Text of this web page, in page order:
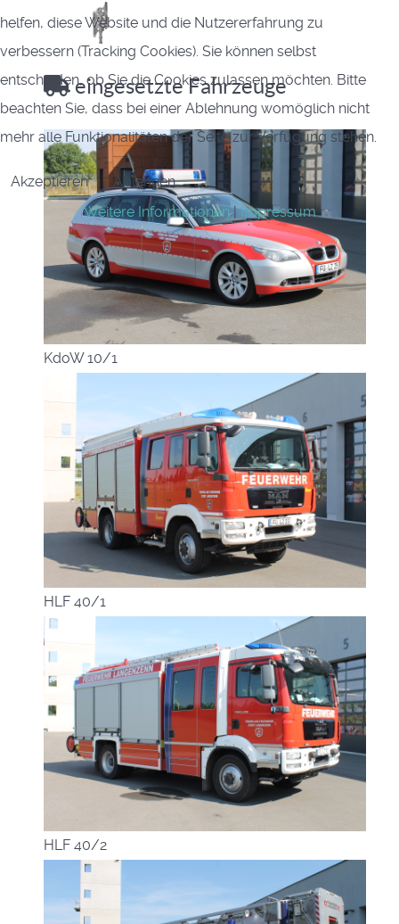
eingesetzte Fahrzeuge
KdoW 10/1
HLF 40/1
HLF 40/2
helfen, diese Website und die Nutzererfahrung zu
verbessern (Tracking Cookies). Sie können selbst
entscheiden, ob Sie die Cookies zulassen möchten. Bitte
beachten Sie, dass bei einer Ablehnung womöglich nicht
mehr alle Funktionalitäten der Seite zur Verfügung stehen.
Akzeptieren
Ablehnen
Weitere Informationen|Impressum